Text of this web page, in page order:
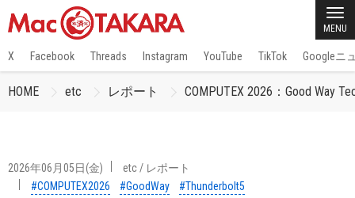
MENU
X Facebook Threads Instagram YouTube TikTok Googleニ
HOME etc レポート COMPUTEX 2026：Good Way
2026年06月05日(金) etc/ レポート
#COMPUTEX2026
#GoodWay #Thunderbolt5